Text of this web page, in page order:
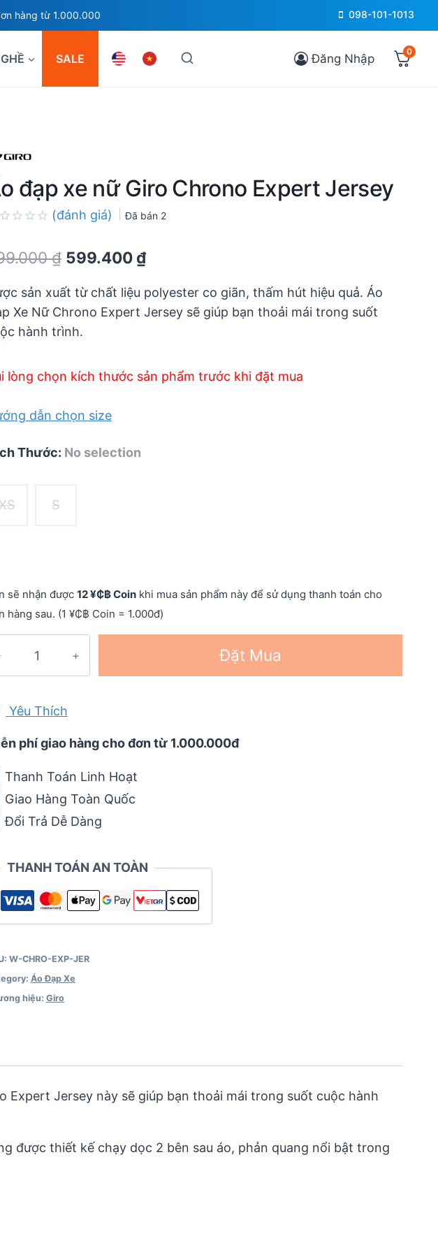
hàng từ 1.000.000 098-101-1013
SALE Đăng Nhập 0
đạp xe nữ Giro Chrono Expert Jersey
(đánh giá) Đã bán 2
₫ Original
was:
999.000 ₫.
599.400 ₫Current
is:
599.400 ₫.
sản xuất từ chất liệu polyester co giãn, thấm hút hiệu quả. Áo
Xe Nữ Chrono Expert Jersey sẽ giúp bạn thoải mái trong suốt
hành trình.
lòng chọn kích thước sản phẩm trước khi đặt mua
dẫn chọn size
Thước: No selection
S
sẽ nhận được 12 ¥₵฿ Coinkhi mua sản phẩm này để sử dụng thanh toán cho
hàng sau. (1 ¥₵฿ Coin = 1.000đ)
Đặt Mua
Yêu Thích
phí giao hàng cho đơn từ 1.000.000đ
Thanh Toán Linh Hoạt
Giao Hàng Toàn Quốc
Đổi Trả Dễ Dàng
THANH TOÁN AN TOÀN
W-CHRO-EXP-JER
Áo Đạp Xe
hiệu: Giro
Jersey này sẽ giúp bạn thoải mái trong suốt cuộc hành
được thiết kế chạy dọc 2 bên sau áo, phản quang nổi bật trong